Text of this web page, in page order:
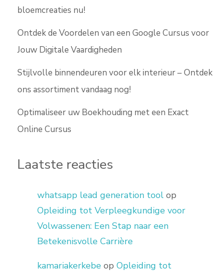
bloemcreaties nu!
Ontdek de Voordelen van een Google Cursus voor
Jouw Digitale Vaardigheden
Stijlvolle binnendeuren voor elk interieur – Ontdek
ons assortiment vandaag nog!
Optimaliseer uw Boekhouding met een Exact
Online Cursus
Laatste reacties
whatsapp lead generation tool op
Opleiding tot Verpleegkundige voor
Volwassenen: Een Stap naar een
Betekenisvolle Carrière
kamariakerkebe op Opleiding tot